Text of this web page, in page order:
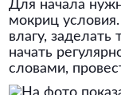
Для начала
мокриц
влагу, заделать
начать
словами,